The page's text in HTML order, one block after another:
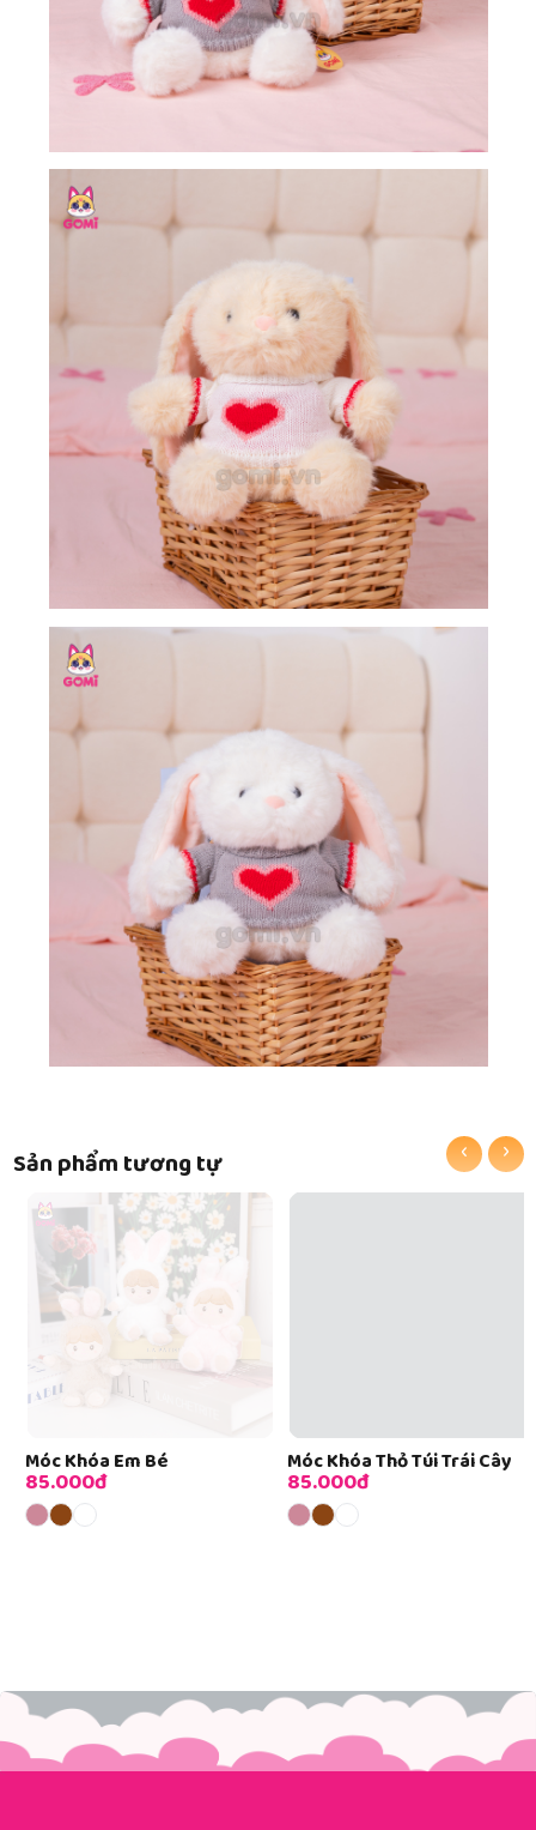
Sản phẩm tương tự
Móc Khóa Em Bé
85.000đ
Móc Khóa Thỏ Túi Trái Cây
85.000đ
‹ ›